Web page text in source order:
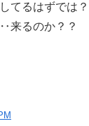
てるはずでは
来るのか？？